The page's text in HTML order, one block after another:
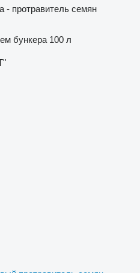
- протравитель семян
бункера 100 л